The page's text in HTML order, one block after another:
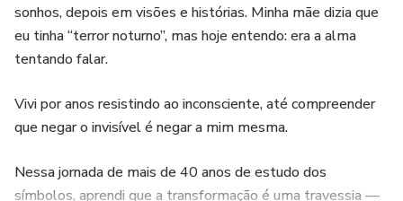
sonhos, depois em visões e histórias. Minha mãe dizia que
eu tinha “terror noturno”, mas hoje entendo: era a alma
tentando falar.
Vivi por anos resistindo ao inconsciente, até compreender
que negar o invisível é negar a mim mesma.
Nessa jornada de mais de 40 anos de estudo dos
símbolos, aprendi que a transformação é uma travessia —